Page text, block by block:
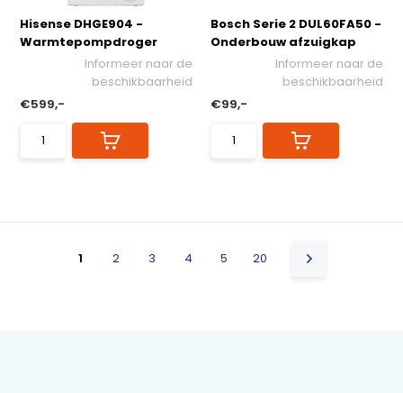
Hisense DHGE904 -
Warmtepompdroger
Informeer naar de
beschikbaarheid
€599,-
Bosch Serie 2 DUL60FA50 -
Onderbouw afzuigkap
Informeer naar de
beschikbaarheid
€99,-
1 2 3 4 5 20